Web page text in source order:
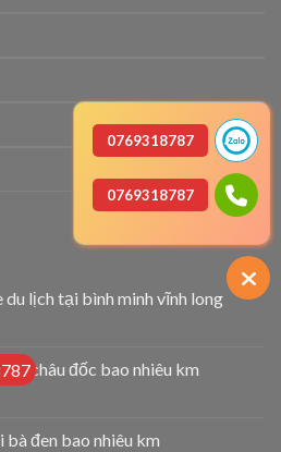
du lịch tại bình minh vĩnh long
châu đốc bao nhiêu km
đen bao nhiêu km
0769318787
0769318787